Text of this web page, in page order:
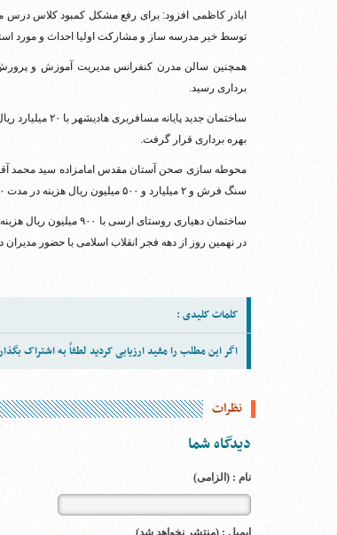
اباذر کاظمی افزود: برای رفع مشکل کمبود کلاس
توسط خیر مدرسه ساز و مشارکت اولیا احداث و مورد
همچنین سالن مدرن کنفرانس مدیریت آموزش و پرورش
برداری رسید.
بهره برداری قرار گرفت.
سنگ فرش و ۲ میلیارد و ۵۰۰ میلیون ریال هزینه در مدت ۶۰ روز اجرا و به بهره برداری رسید.
در نهمین روز از دهه فجر انقلاب اسلامی با حضور مدیران
کلمات کلیدی :
اگر این مطلب را مفید ارزیابی کردید لطفاً به اشتراک
نظرات
دیدگاه شما
نام : (الزامی)
ایمیل : (منتشر نخواهد شد)